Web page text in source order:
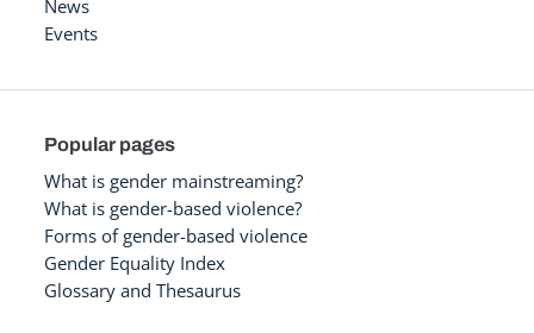
News
Events
Popular pages
What is gender mainstreaming?
What is gender-based violence?
Forms of gender-based violence
Gender Equality Index
Glossary and Thesaurus